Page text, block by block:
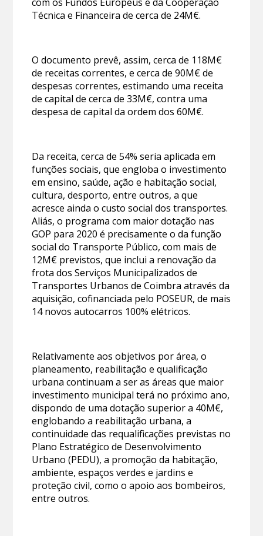
Técnica e Financeira de cerca de 24M€.
O documento prevê, assim, cerca de 118M€
de receitas correntes, e cerca de 90M€ de
despesas correntes, estimando uma receita
de capital de cerca de 33M€, contra uma
despesa de capital da ordem dos 60M€.
Da receita, cerca de 54% seria aplicada em
funções sociais, que engloba o investimento
em ensino, saúde, ação e habitação social,
cultura, desporto, entre outros, a que
acresce ainda o custo social dos transportes.
Aliás, o programa com maior dotação nas
GOP para 2020 é precisamente o da função
social do Transporte Público, com mais de
12M€ previstos, que inclui a renovação da
frota dos Serviços Municipalizados de
Transportes Urbanos de Coimbra através da
aquisição, cofinanciada pelo POSEUR, de mais
14 novos autocarros 100% elétricos.
Relativamente aos objetivos por área, o
planeamento, reabilitação e qualificação
urbana continuam a ser as áreas que maior
investimento municipal terá no próximo ano,
dispondo de uma dotação superior a 40M€,
englobando a reabilitação urbana, a
continuidade das requalificações previstas no
Plano Estratégico de Desenvolvimento
Urbano (PEDU), a promoção da habitação,
ambiente, espaços verdes e jardins e
proteção civil, como o apoio aos bombeiros,
entre outros.